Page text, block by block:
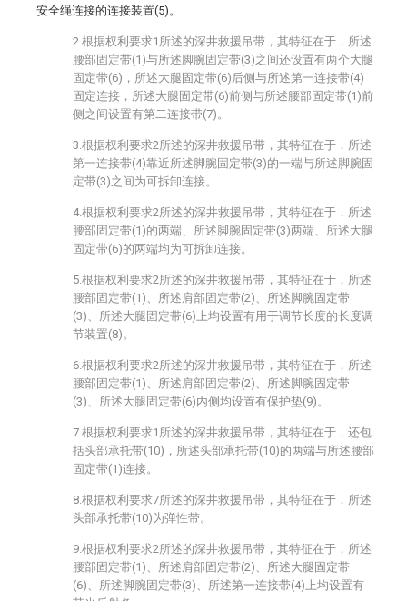
安全绳连接的连接装置(5)。
2.根据权利要求1所述的深井救援吊带，其特征在于，所述
腰部固定带(1)与所述脚腕固定带(3)之间还设置有两个大腿
固定带(6)，所述大腿固定带(6)后侧与所述第一连接带(4)
固定连接，所述大腿固定带(6)前侧与所述腰部固定带(1)前
侧之间设置有第二连接带(7)。
3.根据权利要求2所述的深井救援吊带，其特征在于，所述
第一连接带(4)靠近所述脚腕固定带(3)的一端与所述脚腕固
定带(3)之间为可拆卸连接。
4.根据权利要求2所述的深井救援吊带，其特征在于，所述
腰部固定带(1)的两端、所述脚腕固定带(3)两端、所述大腿
固定带(6)的两端均为可拆卸连接。
5.根据权利要求2所述的深井救援吊带，其特征在于，所述
腰部固定带(1)、所述肩部固定带(2)、所述脚腕固定带
(3)、所述大腿固定带(6)上均设置有用于调节长度的长度调
节装置(8)。
6.根据权利要求2所述的深井救援吊带，其特征在于，所述
腰部固定带(1)、所述肩部固定带(2)、所述脚腕固定带
(3)、所述大腿固定带(6)内侧均设置有保护垫(9)。
7.根据权利要求1所述的深井救援吊带，其特征在于，还包
括头部承托带(10)，所述头部承托带(10)的两端与所述腰部
固定带(1)连接。
8.根据权利要求7所述的深井救援吊带，其特征在于，所述
头部承托带(10)为弹性带。
9.根据权利要求2所述的深井救援吊带，其特征在于，所述
腰部固定带(1)、所述肩部固定带(2)、所述大腿固定带
(6)、所述脚腕固定带(3)、所述第一连接带(4)上均设置有